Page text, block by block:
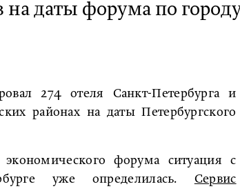
даты форума по
274 отеля Санкт-Петербурга и
районах на даты Петербургского
форума ситуация с
уже определилась. Сервис